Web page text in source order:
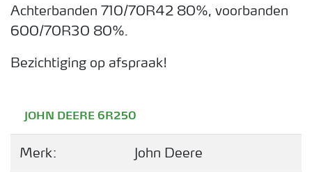
Achterbanden 710/70R42 80%, voorbanden
600/70R30 80%.
Bezichtiging op afspraak!
JOHN DEERE 6R250
Merk:
John Deere